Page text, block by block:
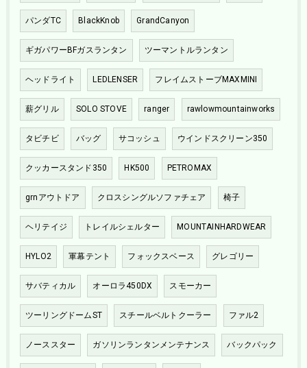
パンダTC BlackKnob GrandCanyon
ギガパワーBFガスランタン ツーマントルランタン
ヘッドライト LEDLENSER フレイムストーブMAXMINI
薪グリル SOLO STOVE ranger rawlowmountainworks
タビチビ バッグ サコッシュ ウインドスクリーン350
クッカースタンド350 HK500 PETROMAX
grnアウトドア クロスシングルソファチェア 椅子
ヘリテイジ トレイルシェルター MOUNTAINHARDWEAR
HYLO2 軍幕テント フォックスベース グレゴリー
サバティカル オーロラ450DX スモーカー
ツーリングドームST スチールベルトクーラー ファル2
ノーススター ガソリンランタンメンテナンス バックパック